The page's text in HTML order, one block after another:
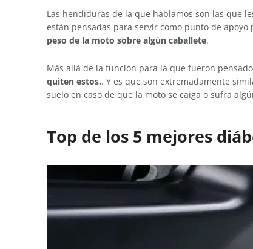
Las hendiduras de la que hablamos son las que
están pensadas para servir como punto de apoyo
peso de la moto sobre algún caballete.
Más allá de la función para la que fueron
quiten estos.. Y es que son extremadamente
suelo en caso de que la moto se caiga o sufra
Top de los 5 mejores